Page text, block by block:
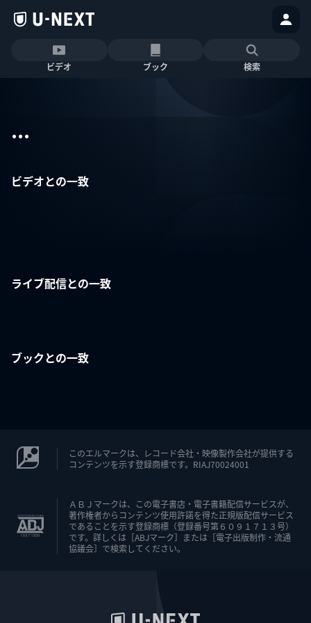
ビデオ ブック 検索
...
ビデオとの一致
ライブ配信との一致
ブックとの一致
このエルマークは、レコード会社・映像製作会社が提供する
コンテンツを示す登録商標です。RIAJ70024001
ＡＢＪマークは、この電子書店・電子書籍配信サービスが、
著作権者からコンテンツ使用許諾を得た正規版配信サービス
であることを示す登録商標（登録番号第６０９１７１３号）
です。詳しくは［ABJマーク］または［電子出版制作・流通
協議会］で検索してください。